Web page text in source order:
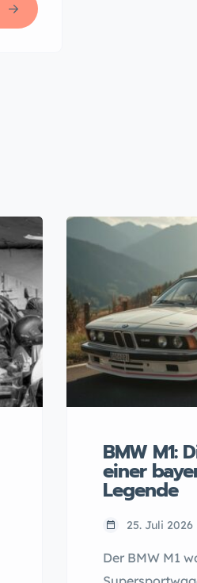
BMW M1:
einer
Legende
25. Juli 2026
Der BMW M1